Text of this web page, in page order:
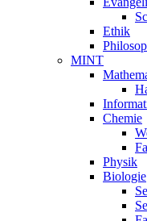
Ethik
MINT
Chemie
Physik
Biologie